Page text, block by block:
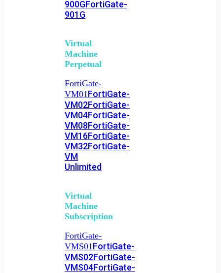
900GFortiGate-
901G
Virtual
Machine
Perpetual
FortiGate-
VM01FortiGate-
VM02FortiGate-
VM04FortiGate-
VM08FortiGate-
VM16FortiGate-
VM32FortiGate-
VM
Unlimited
Virtual
Machine
Subscription
FortiGate-
VMS01FortiGate-
VMS02FortiGate-
VMS04FortiGate-